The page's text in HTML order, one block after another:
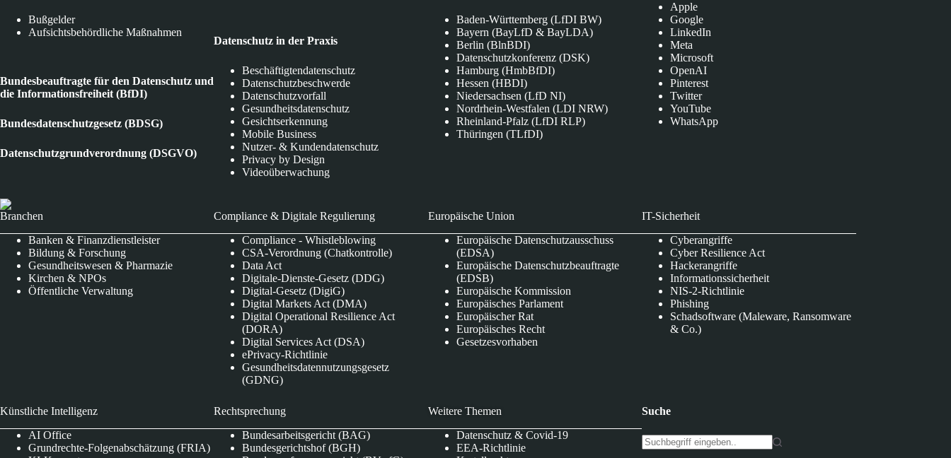
Bußgelder
Aufsichtsbehördliche Maßnahmen
Bundesbeauftragte für den Datenschutz und
die Informationsfreiheit (BfDI)
Bundesdatenschutzgesetz (BDSG)
Datenschutzgrundverordnung (DSGVO)
Datenschutz in der Praxis
Beschäftigtendatenschutz
Datenschutzbeschwerde
Datenschutzvorfall
Gesundheitsdatenschutz
Gesichtserkennung
Mobile Business
Nutzer- & Kundendatenschutz
Privacy by Design
Videoüberwachung
Baden-Württemberg (LfDI BW)
Bayern (BayLfD & BayLDA)
Berlin (BlnBDI)
Datenschutzkonferenz (DSK)
Hamburg (HmbBfDI)
Hessen (HBDI)
Niedersachsen (LfD NI)
Nordrhein-Westfalen (LDI NRW)
Rheinland-Pfalz (LfDI RLP)
Thüringen (TLfDI)
Apple
Google
LinkedIn
Meta
Microsoft
OpenAI
Pinterest
Twitter
YouTube
WhatsApp
Branchen
Banken & Finanzdienstleister
Bildung & Forschung
Gesundheitswesen & Pharmazie
Kirchen & NPOs
Öffentliche Verwaltung
Compliance & Digitale Regulierung
Compliance - Whistleblowing
CSA-Verordnung (Chatkontrolle)
Data Act
Digitale-Dienste-Gesetz (DDG)
Digital-Gesetz (DigiG)
Digital Markets Act (DMA)
Digital Operational Resilience Act
(DORA)
Digital Services Act (DSA)
ePrivacy-Richtlinie
Gesundheitsdatennutzungsgesetz
(GDNG)
Europäische Union
Europäische Datenschutzausschuss
(EDSA)
Europäische Datenschutzbeauftragte
(EDSB)
Europäische Kommission
Europäisches Parlament
Europäischer Rat
Europäisches Recht
Gesetzesvorhaben
IT-Sicherheit
Cyberangriffe
Cyber Resilience Act
Hackerangriffe
Informationssicherheit
NIS-2-Richtlinie
Phishing
Schadsoftware (Maleware, Ransomware
& Co.)
Künstliche Intelligenz
AI Office
Grundrechte-Folgenabschätzung (FRIA)
Rechtsprechung
Bundesarbeitsgericht (BAG)
Bundesgerichtshof (BGH)
Weitere Themen
Datenschutz & Covid-19
EEA-Richtlinie
Suche